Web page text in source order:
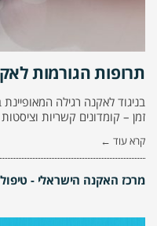
תרופות הגורמות
בניגוד לאקנה רגילה
זמן – קומדונים קשריות
קרא עוד ←
מרכז האקנה הישראלי -